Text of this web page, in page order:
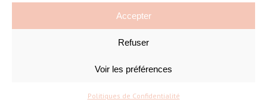
Accepter
Refuser
Voir les préférences
Politiques de Confidentialité
©Amelie Cousineau Photographe